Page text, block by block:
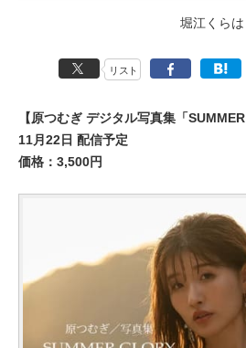
堀江くらは
リスト
【原つむぎ デジタル写真集「SUMMER
11月22日 配信予定
価格：3,500円